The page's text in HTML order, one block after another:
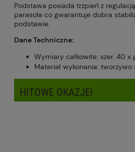
Podstawa posiada trzpień z
parasola co gwarantuje dobra
podstawie.
Dane Techniczne:
Wymiary całkowite: szer. 40 x
Materiał wykonania: tworzywo
HITOWE OKAZJE!